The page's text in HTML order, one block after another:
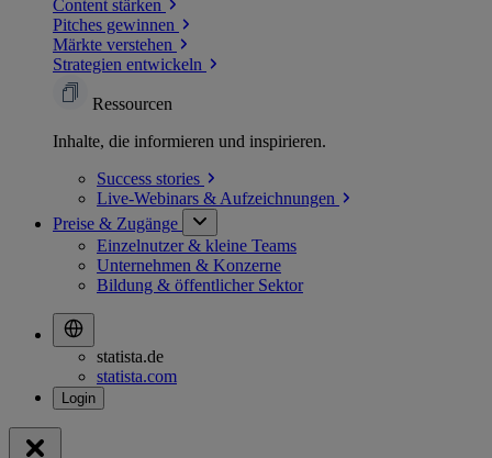
Content stärken
Pitches gewinnen
Märkte verstehen
Strategien entwickeln
Ressourcen
Inhalte, die informieren und inspirieren.
Success stories
Live-Webinars & Aufzeichnungen
Preise & Zugänge
Einzelnutzer & kleine Teams
Unternehmen & Konzerne
Bildung & öffentlicher Sektor
statista.de
statista.com